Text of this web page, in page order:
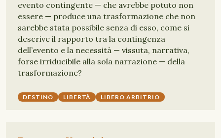
evento contingente — che avrebbe potuto non
essere — produce una trasformazione che non
sarebbe stata possibile senza di esso, come si
descrive il rapporto tra la contingenza
dell’evento e la necessità — vissuta, narrativa,
forse irriducibile alla sola narrazione — della
trasformazione?
DESTINO LIBERTÀ LIBERO ARBITRIO